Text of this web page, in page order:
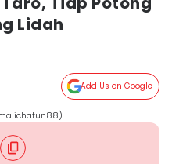
Lidah
Add Us on Google